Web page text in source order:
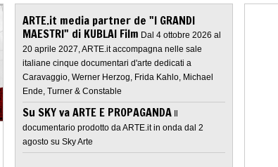
ARTE.it media partner de "I GRANDI
MAESTRI" di KUBLAI Film Dal 4 ottobre 2026 al
20 aprile 2027, ARTE.it accompagna nelle sale
italiane cinque documentari d'arte dedicati a
Caravaggio, Werner Herzog, Frida Kahlo, Michael
Ende, Turner & Constable
Su SKY va ARTE E PROPAGANDA
documentario prodotto da ARTE.it in onda dal 2
agosto su Sky Arte